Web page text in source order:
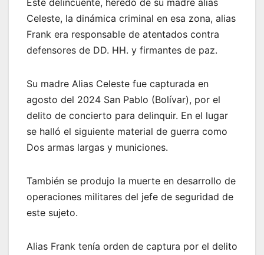
Celeste, la dinámica criminal en esa zona, alias
Frank era responsable de atentados contra
defensores de DD. HH. y firmantes de paz.
Su madre Alias Celeste fue capturada en
agosto del 2024 San Pablo (Bolívar), por el
delito de concierto para delinquir. En el lugar
se halló el siguiente material de guerra como
Dos armas largas y municiones.
También se produjo la muerte en desarrollo de
operaciones militares del jefe de seguridad de
este sujeto.
Alias Frank tenía orden de captura por el delito